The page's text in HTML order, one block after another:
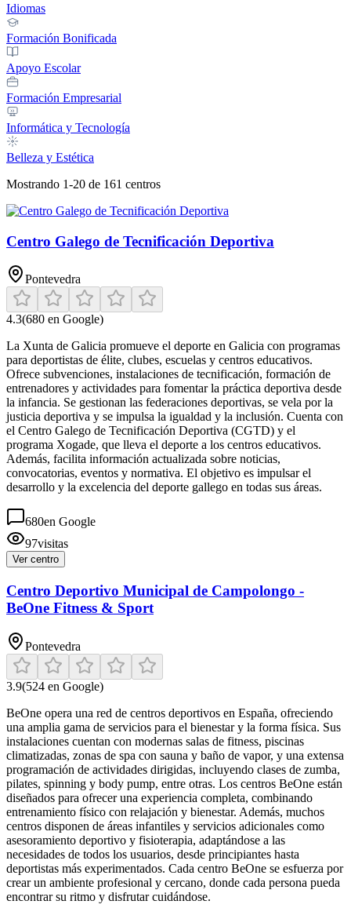
Idiomas
Formación Bonificada
Apoyo Escolar
Formación Empresarial
Informática y Tecnología
Belleza y Estética
Mostrando 1-20 de 161 centros
Centro Galego de Tecnificación Deportiva
Pontevedra
4.3(680 en Google)
La Xunta de Galicia promueve el deporte en Galicia con programas
para deportistas de élite, clubes, escuelas y centros educativos.
Ofrece subvenciones, instalaciones de tecnificación, formación de
entrenadores y actividades para fomentar la práctica deportiva desde
la infancia. Se gestionan las federaciones deportivas, se vela por la
justicia deportiva y se impulsa la igualdad y la inclusión. Cuenta con
el Centro Galego de Tecnificación Deportiva (CGTD) y el
programa Xogade, que lleva el deporte a los centros educativos.
Además, facilita información actualizada sobre noticias,
convocatorias, eventos y normativa. El objetivo es impulsar el
desarrollo y la excelencia del deporte gallego en todas sus áreas.
680en Google
97visitas
Ver centro
Centro Deportivo Municipal de Campolongo -
BeOne Fitness & Sport
Pontevedra
3.9(524 en Google)
BeOne opera una red de centros deportivos en España, ofreciendo
una amplia gama de servicios para el bienestar y la forma física. Sus
instalaciones cuentan con modernas salas de fitness, piscinas
climatizadas, zonas de spa con sauna y baño de vapor, y una extensa
programación de actividades dirigidas, incluyendo clases de zumba,
pilates, spinning y body pump, entre otras. Los centros BeOne están
diseñados para ofrecer una experiencia completa, combinando
entrenamiento físico con relajación y bienestar. Además, muchos
centros disponen de áreas infantiles y servicios adicionales como
asesoramiento deportivo y fisioterapia, adaptándose a las
necesidades de todos los usuarios, desde principiantes hasta
deportistas más experimentados. Cada centro BeOne se esfuerza por
crear un ambiente profesional y cercano, donde cada persona pueda
encontrar su ritmo y disfrutar cuidándose.